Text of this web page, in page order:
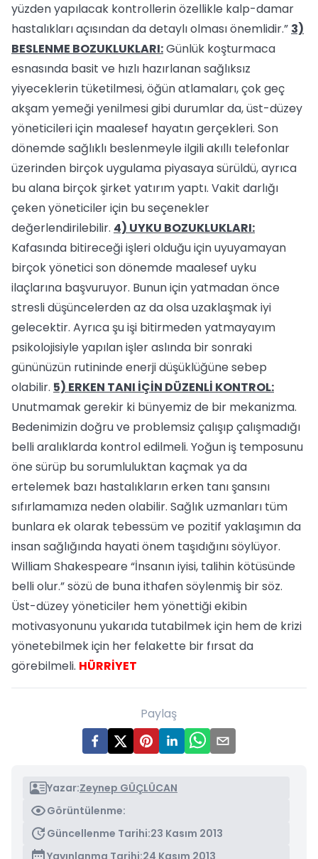
yüzden yapılacak kontrollerin özellikle kalp-damar
hastalıkları açısından da detaylı olması önemlidir.” 3)
BESLENME BOZUKLUKLARI:Günlük koşturmaca
esnasında basit ve hızlı hazırlanan sağlıksız
yiyeceklerin tüketilmesi, öğün atlamaları, çok geç
akşam yemeği yenilmesi gibi durumlar da, üst-düzey
yöneticileri için maalesef hayatın gerçekleri. Son
dönemde sağlıklı beslenmeyle ilgili akıllı telefonlar
üzerinden birçok uygulama piyasaya sürüldü, ayrıca
bu alana birçok şirket yatırım yaptı. Vakit darlığı
çeken yöneticiler için bu seçenekler
değerlendirilebilir. 4) UYKU BOZUKLUKLARI:
Kafasında bitireceği işleri olduğu için uyuyamayan
birçok yönetici son dönemde maalesef uyku
ilaçlarına başvuruyor. Bunun için yatmadan önce
stresli düşüncelerden az da olsa uzaklaşmak iyi
gelecektir. Ayrıca şu işi bitirmeden yatmayayım
psikolojisiyle yapılan işler aslında bir sonraki
gününüzün rutininde enerji düşüklüğüne sebep
olabilir. 5) ERKEN TANI İÇİN DÜZENLİ KONTROL:
Unutmamak gerekir ki bünyemiz de bir mekanizma.
Bedenimizin doğru ve problemsiz çalışıp çalışmadığı
belli aralıklarda kontrol edilmeli. Yoğun iş temposunu
öne sürüp bu sorumluluktan kaçmak ya da
ertelemek bazı hastalıkların erken tanı şansını
sıfırlamamıza neden olabilir. Sağlık uzmanları tüm
bunlara ek olarak tebessüm ve pozitif yaklaşımın da
insan sağlığında hayati önem taşıdığını söylüyor.
William Shakespeare “İnsanın iyisi, talihin kötüsünde
belli olur.” sözü de buna ithafen söylenmiş bir söz.
Üst-düzey yöneticiler hem yönettiği ekibin
motivasyonunu yukarıda tutabilmek için hem de krizi
yönetebilmek için her felakette bir fırsat da
görebilmeli. HÜRRİYET
Paylaş
Yazar:Zeynep GÜÇLÜCAN
Görüntülenme:
Güncellenme Tarihi:23 Kasım 2013
Yayınlanma Tarihi:24 Kasım 2013